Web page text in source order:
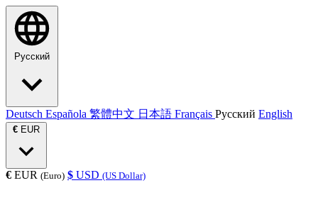
Русский
Deutsch Española 繁體中文 日本語 Français Русский English
€ EUR
€ EUR (Euro) $ USD (US Dollar)